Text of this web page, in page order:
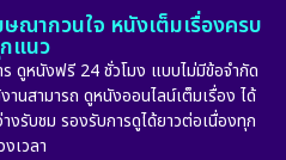
ณากวนใจ หนังเต็มเรื่องครบ
แนว
ดูหนังฟรี 24 ชั่วโมง แบบไม่มีข้อจำกัด
นสามารถ ดูหนังออนไลน์เต็มเรื่อง ได้
งรับชม รองรับการดูได้ยาวต่อเนื่องทุก
งเวลา